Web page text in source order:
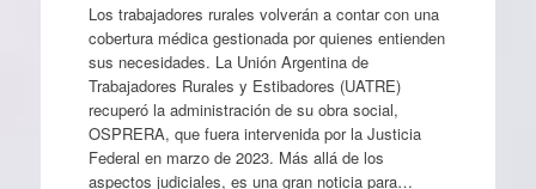
Los trabajadores rurales volverán a contar con una
cobertura médica gestionada por quienes entienden
sus necesidades. La Unión Argentina de
Trabajadores Rurales y Estibadores (UATRE)
recuperó la administración de su obra social,
OSPRERA, que fuera intervenida por la Justicia
Federal en marzo de 2023. Más allá de los
aspectos judiciales, es una gran noticia para…